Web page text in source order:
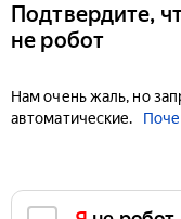
Подтвердите,
не робот
Нам очень жаль, но
автоматические.